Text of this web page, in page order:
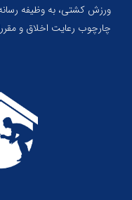
ورزش کشتی، به وظیفه
چارچوب رعایت اخلاق و